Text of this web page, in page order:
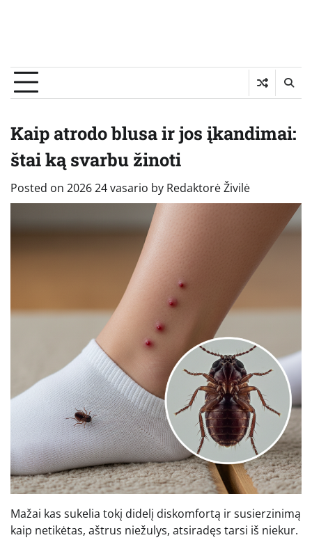
Kaip atrodo blusa ir jos įkandimai:
štai ką svarbu žinoti
Posted on 2026 24 vasario by Redaktorė Živilė
Mažai kas sukelia tokį didelį diskomfortą ir susierzinimą
kaip netikėtas, aštrus niežulys, atsiradęs tarsi iš niekur.